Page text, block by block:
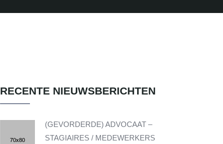
RECENTE NIEUWSBERICHTEN
(GEVORDERDE) ADVOCAAT –
STAGIAIRES / MEDEWERKERS